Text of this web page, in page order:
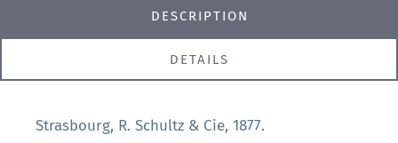
DESCRIPTION
DETAILS
Strasbourg, R. Schultz & Cie, 1877.